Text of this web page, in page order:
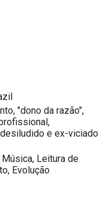
"dono da razão",
e ex-viciado
Leitura de
Evolução